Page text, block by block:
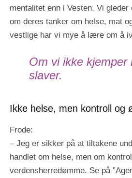
mentalitet enn i Vesten. Vi
om deres tanker om helse, mat
vestlige har vi mye å lære om å
Om vi ikke kjemper
slaver.
Ikke helse, men kontroll og
Frode:
– Jeg er sikker på at tiltakene
handlet om helse, men om
verdensherredømme. Se på